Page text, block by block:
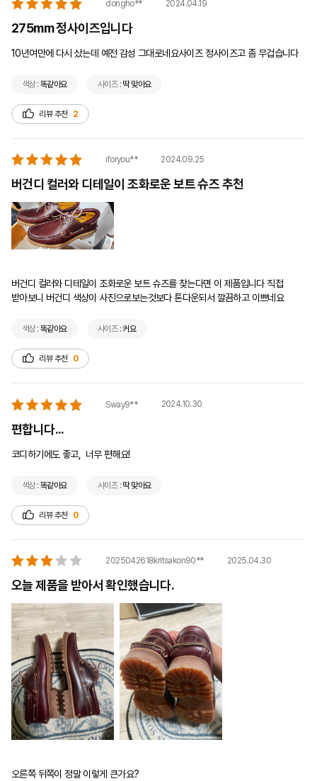
dongho** 2024.04.19
275mm 정사이즈입니다
10년여만에 다시 샀는데 예전 감성 그대로네요사이즈 정사이즈고 좀 무겁습니다
색상 : 똑같아요 사이즈 : 딱 맞아요
리뷰 추천 2
iforyou** 2024.09.25
버건디 컬러와 디테일이 조화로운 보트 슈즈 추천
버건디 컬러와 디테일이 조화로운 보트 슈즈를 찾는다면 이 제품입니다 직접
받아보니 버건디 색상이 사진으로보는것보다 톤다운되서 깔끔하고 이쁘네요
색상 : 똑같아요 사이즈 :커요
리뷰 추천 0
Sway9** 2024.10.30
편합니다...
코디하기에도 좋고,  너무 편해요!
색상 : 똑같아요 사이즈 : 딱 맞아요
리뷰 추천 0
2025042618kritsakon90** 2025.04.30
오늘 제품을 받아서 확인했습니다.
오른쪽 뒤쪽이 정말 이렇게 큰가요?